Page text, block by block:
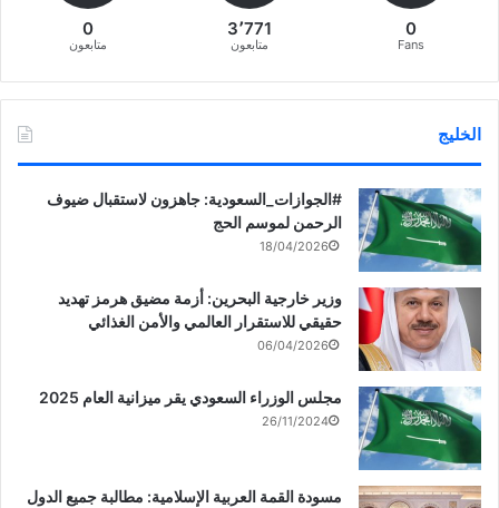
0
Fans
3٬771
متابعون
0
متابعون
الخليج
‏‎#الجوازات_السعودية: جاهزون لاستقبال ضيوف
الرحمن لموسم الحج
18/04/2026
وزير خارجية البحرين: أزمة مضيق هرمز تهديد
حقيقي للاستقرار العالمي والأمن الغذائي
06/04/2026
مجلس الوزراء السعودي يقر ميزانية العام 2025
26/11/2024
مسودة القمة العربية الإسلامية: مطالبة جميع الدول